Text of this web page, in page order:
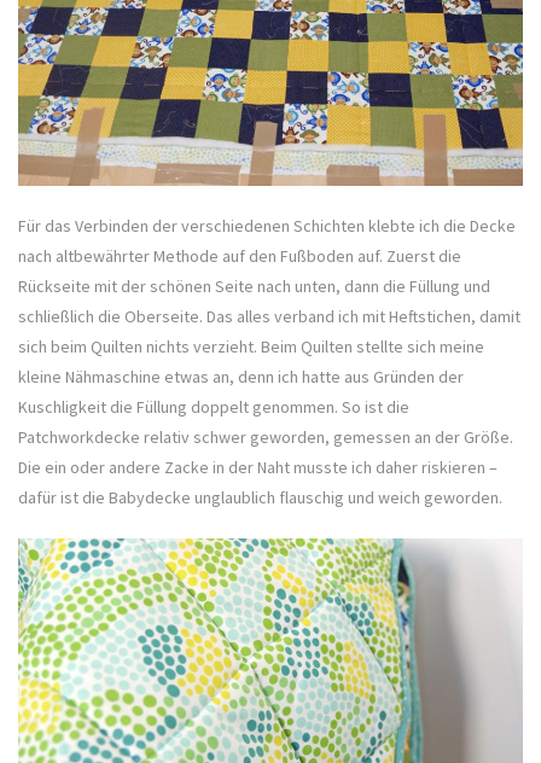
Für das Verbinden der verschiedenen Schichten klebte ich die Decke
nach altbewährter Methode auf den Fußboden auf. Zuerst die
Rückseite mit der schönen Seite nach unten, dann die Füllung und
schließlich die Oberseite. Das alles verband ich mit Heftstichen, damit
sich beim Quilten nichts verzieht. Beim Quilten stellte sich meine
kleine Nähmaschine etwas an, denn ich hatte aus Gründen der
Kuschligkeit die Füllung doppelt genommen. So ist die
Patchworkdecke relativ schwer geworden, gemessen an der Größe.
Die ein oder andere Zacke in der Naht musste ich daher riskieren –
dafür ist die Babydecke unglaublich flauschig und weich geworden.